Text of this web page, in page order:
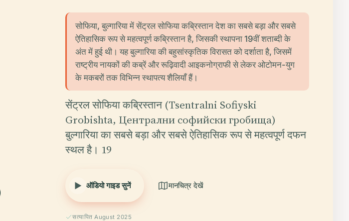
सोफिया, बुल्गारिया में सेंट्रल सोफिया कब्रिस्तान देश का सबसे बड़ा और सबसे
ऐतिहासिक रूप से महत्वपूर्ण कब्रिस्तान है, जिसकी स्थापना 19वीं शताब्दी के
अंत में हुई थी। यह बुल्गारिया की बहुसांस्कृतिक विरासत को दर्शाता है, जिसमें
राष्ट्रीय नायकों की कब्रें और रूढ़िवादी आइकनोग्राफी से लेकर ओटोमन-युग
के मकबरों तक विभिन्न स्थापत्य शैलियाँ हैं।
सेंट्रल सोफिया कब्रिस्तान (Tsentralni Sofiyski
Grobishta, Централни софийски гробища)
बुल्गारिया का सबसे बड़ा और सबसे ऐतिहासिक रूप से महत्वपूर्ण दफन
स्थल है। 19
ऑडियो गाइड सुनें मानचित्र देखें
सत्यापित August 2025